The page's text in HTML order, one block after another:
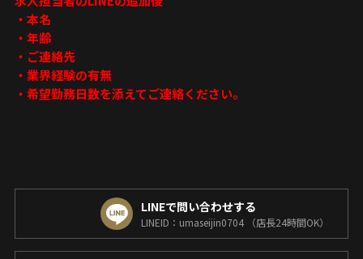
・本名
・年齢
・ご連絡先
・業界経験の有無
・希望勤務日数を添えてご連絡ください。
LINEで問い合わせする
LINEID：umaseijin0704 （店長24時間OK）